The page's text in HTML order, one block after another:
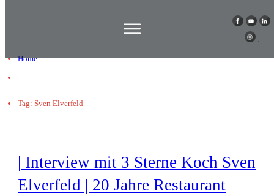
Home
|
Tag: Sven Elverfeld
| Interview mit 3 Sterne Koch Sven
Elverfeld | 20 Jahre Restaurant